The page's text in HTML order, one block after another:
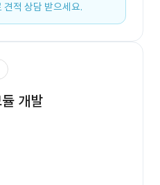
견적 상담 받으세요.
개발